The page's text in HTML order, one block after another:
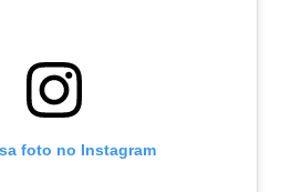
foto no Instagram